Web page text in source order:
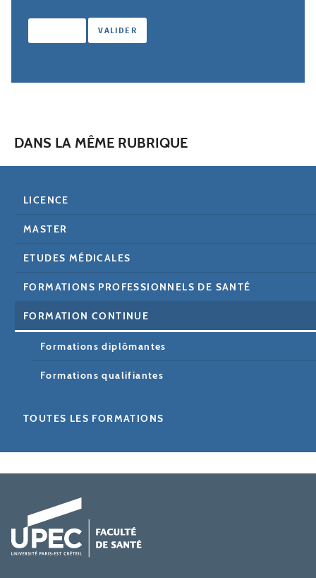
DANS LA MÊME RUBRIQUE
LICENCE
MASTER
ETUDES MÉDICALES
FORMATIONS PROFESSIONNELS DE SANTÉ
FORMATION CONTINUE
Formations diplômantes
Formations qualifiantes
TOUTES LES FORMATIONS